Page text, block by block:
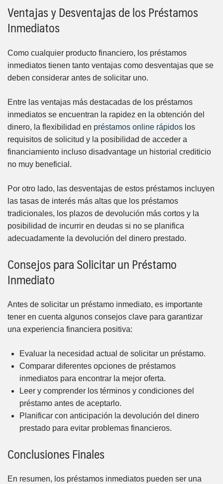
Ventajas y Desventajas de los Préstamos
Inmediatos
Como cualquier producto financiero, los préstamos
inmediatos tienen tanto ventajas como desventajas que se
deben considerar antes de solicitar uno.
Entre las ventajas más destacadas de los préstamos
inmediatos se encuentran la rapidez en la obtención del
dinero, la flexibilidad en préstamos online rápidos los
requisitos de solicitud y la posibilidad de acceder a
financiamiento incluso disadvantage un historial crediticio
no muy beneficial.
Por otro lado, las desventajas de estos préstamos incluyen
las tasas de interés más altas que los préstamos
tradicionales, los plazos de devolución más cortos y la
posibilidad de incurrir en deudas si no se planifica
adecuadamente la devolución del dinero prestado.
Consejos para Solicitar un Préstamo
Inmediato
Antes de solicitar un préstamo inmediato, es importante
tener en cuenta algunos consejos clave para garantizar
una experiencia financiera positiva:
Evaluar la necesidad actual de solicitar un préstamo.
Comparar diferentes opciones de préstamos
inmediatos para encontrar la mejor oferta.
Leer y comprender los términos y condiciones del
préstamo antes de aceptarlo.
Planificar con anticipación la devolución del dinero
prestado para evitar problemas financieros.
Conclusiones Finales
En resumen, los préstamos inmediatos pueden ser una